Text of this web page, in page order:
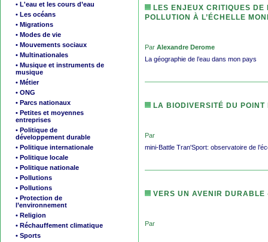
• L'eau et les cours d’eau
• Les océans
• Migrations
• Modes de vie
• Mouvements sociaux
• Multinationales
• Musique et instruments de
musique
• Métier
• ONG
• Parcs nationaux
• Petites et moyennes
entreprises
• Politique de
développement durable
• Politique internationale
• Politique locale
• Politique nationale
• Pollutions
• Pollutions
• Protection de
l’environnement
• Religion
• Réchauffement climatique
• Sports
LES ENJEUX CRITIQUES DE
POLLUTION À L’ÉCHELLE
Par Alexandre Derome
La géographie de l’eau dans mon pays
LA BIODIVERSITÉ DU
Par
mini-Battle Tran'Sport: observatoire de
VERS UN AVENIR
Par